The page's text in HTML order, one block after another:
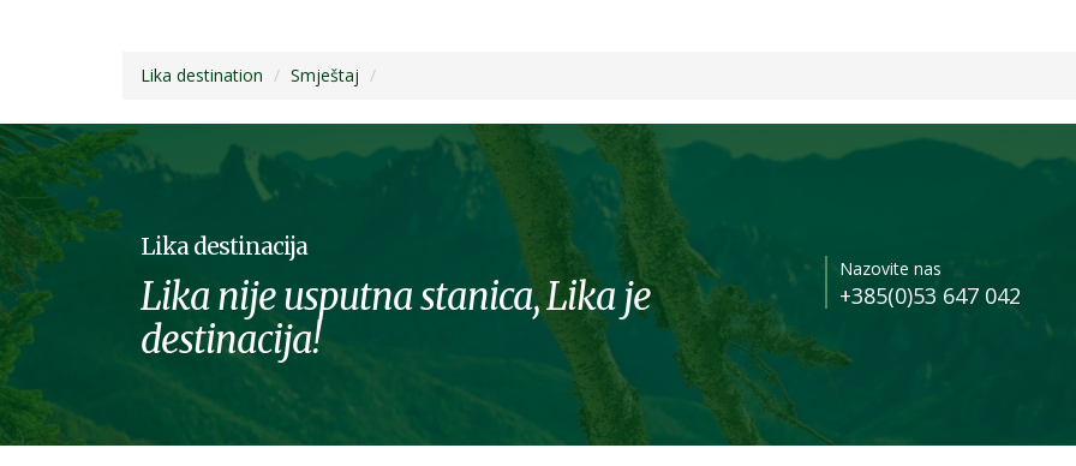
Lika destination Smještaj
Lika destinacija
Lika nije usputna stanica, Lika je
destinacija!
Nazovite nas
+385(0)53 647 042